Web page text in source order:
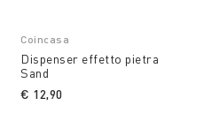
Coincasa
Dispenser effetto pietra
Sand
€ 12,90